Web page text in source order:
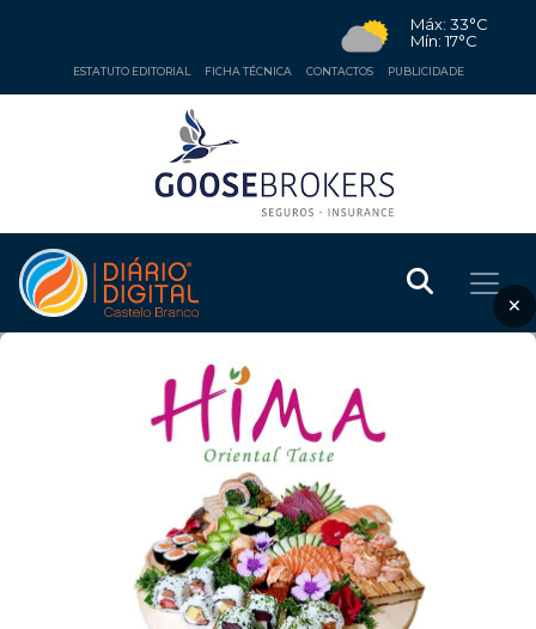
Máx: 33°C
Mín: 17°C
ESTATUTO EDITORIAL FICHA TÉCNICA CONTACTOS PUBLICIDADE
×